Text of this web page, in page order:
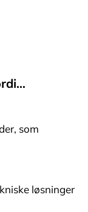
som
løsninger